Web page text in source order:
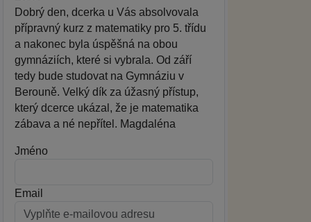
Dobrý den, dcerka u Vás absolvovala
přípravný kurz z matematiky pro 5. třídu
a nakonec byla úspěšná na obou
gymnáziích, které si vybrala. Od září
tedy bude studovat na Gymnáziu v
Berouně. Velký dík za úžasný přístup,
který dcerce ukázal, že je matematika
zábava a né nepřítel. Magdaléna
Jméno
Email